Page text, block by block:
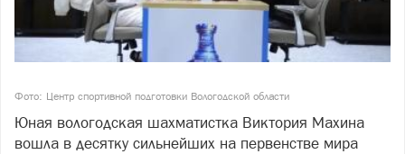
Фото: Центр спортивной подготовки Вологодской области
Юная вологодская шахматистка Виктория Махина
вошла в десятку сильнейших на первенстве мира